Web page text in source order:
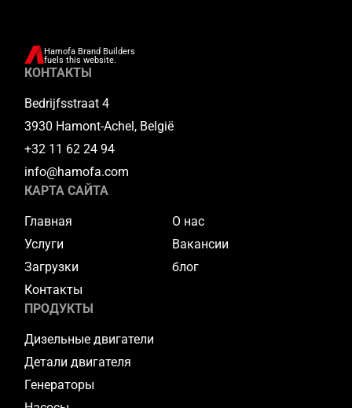
Hamofa Brand Builders
fuels this website.
КОНТАКТЫ
Bedrijfsstraat 4
3930 Hamont-Achel, België
+32 11 62 24 94
info@hamofa.com
КАРТА САЙТА
Главная
О нас
Услуги
Вакансии
Загрузки
блог
Контакты
ПРОДУКТЫ
Дизельные двигатели
Детали двигателя
Генераторы